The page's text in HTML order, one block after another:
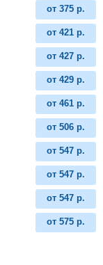
от 375 р.
от 421 р.
от 427 р.
от 429 р.
от 461 р.
от 506 р.
от 547 р.
от 547 р.
от 547 р.
от 575 р.